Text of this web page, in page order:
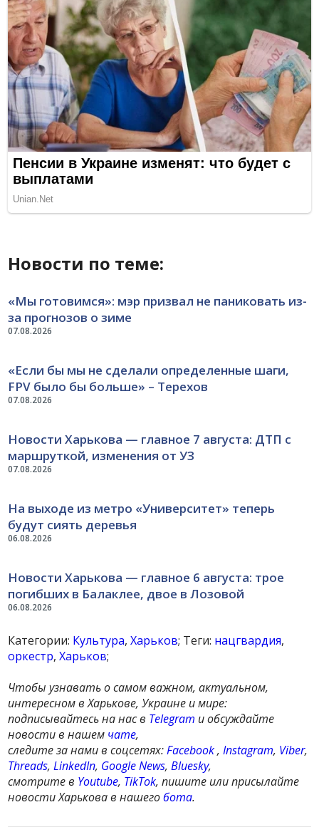
Новости по теме:
07.08.2026
«Мы готовимся»: мэр призвал не паниковать из-
за прогнозов о зиме
07.08.2026
«Если бы мы не сделали определенные шаги,
FPV было бы больше» – Терехов
07.08.2026
Новости Харькова — главное 7 августа: ДТП с
маршруткой, изменения от УЗ
06.08.2026
На выходе из метро «Университет» теперь
будут сиять деревья
06.08.2026
Новости Харькова — главное 6 августа: трое
погибших в Балаклее, двое в Лозовой
Категории: Культура,Харьков; Теги: нацгвардия,
оркестр,Харьков;
Чтобы узнавать о самом важном, актуальном,
интересном в Харькове, Украине и мире:
подписывайтесь на нас в Telegram и обсуждайте
новости в нашем чате,
следите за нами в соцсетях:Facebook,Instagram, Viber,
Threads,LinkedIn, Google News,Bluesky,
смотрите в Youtube, TikTok, пишите или присылайте
новости Харькова в нашегобота.